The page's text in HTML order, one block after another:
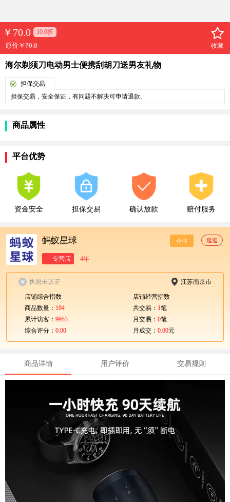
￥ 70.0 10.0折
原价￥70.0 收藏
海尔剃须刀电动男士便携刮胡刀送男友礼物
担保交易
担保交易，安全保证，有问题不解决可申请退款。
商品属性
平台优势
资金安全 担保交易 确认放款 赔付服务
蚂蚁星球 企业 逛逛
专营店 4年
执照未认证 江苏南京市
店铺综合指数
商品数量： 194
累计访客： 9953
综合评分： 0.00
店铺经营指数
共交易： 1笔
月交易： 0笔
月成交： 0.00元
商品详情 用户评价 交易规则